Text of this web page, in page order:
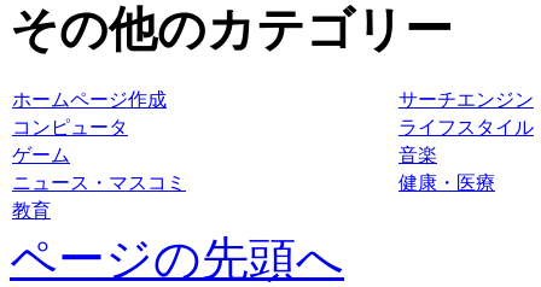
その他のカテゴリー
ホームページ作成
サーチエンジン
コンピュータ
ライフスタイル
ゲーム
音楽
ニュース・マスコミ
健康・医療
教育
ページの先頭へ